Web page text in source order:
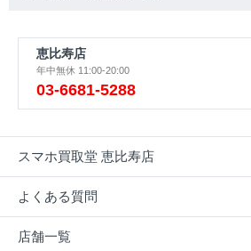
恵比寿店
年中無休 11:00-20:00
03-6681-5288
スマホ買取堂 恵比寿店
よくある質問
店舗一覧